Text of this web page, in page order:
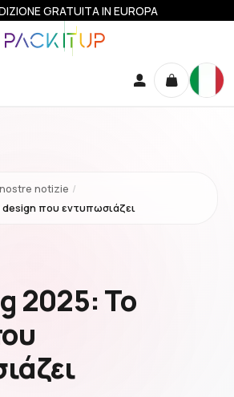
GRATUITA IN EUROPA
notizie /
που εντυπωσιάζει
2025: Το